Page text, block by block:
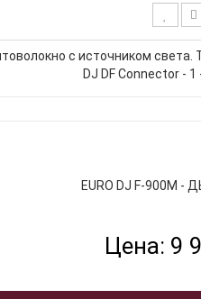
с источником
DJ DF Connector - 1
EURO DJ F-900M
Цена: 9